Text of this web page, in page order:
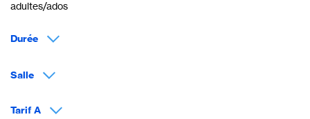
adultes/ados
Durée
Salle
Tarif A